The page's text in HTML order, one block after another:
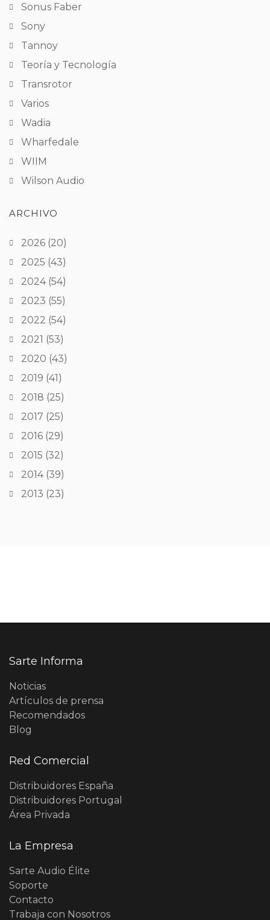
Sonus Faber
Sony
Tannoy
Teoría y Tecnología
Transrotor
Varios
Wadia
Wharfedale
WIIM
Wilson Audio
ARCHIVO
2026 (20)
2025 (43)
2024(54)
2023 (55)
2022 (54)
2021 (53)
2020 (43)
2019 (41)
2018 (25)
2017 (25)
2016 (29)
2015 (32)
2014(39)
2013 (23)
Sarte Informa
Noticias
Artículos de prensa
Recomendados
Blog
Red Comercial
Distribuidores España
Distribuidores Portugal
Área Privada
La Empresa
Sarte Audio Élite
Soporte
Contacto
Trabaja con Nosotros